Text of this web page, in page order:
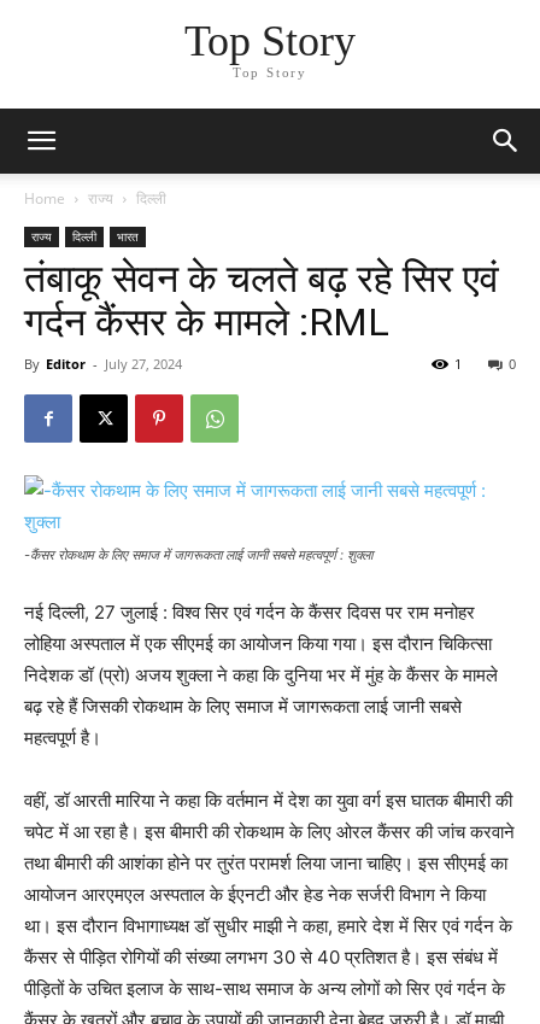
Top Story
Top Story
Home राज्य दिल्ली
राज्य दिल्ली भारत
तंबाकू सेवन के चलते बढ़ रहे सिर एवं
गर्दन कैंसर के मामले :RML
By Editor - July 27, 2024 0
1
-कैंसर रोकथाम के लिए समाज में जागरूकता लाई जानी सबसे महत्वपूर्ण : शुक्ला
नई दिल्ली, 27 जुलाई : विश्व सिर एवं गर्दन के कैंसर दिवस पर राम मनोहर
लोहिया अस्पताल में एक सीएमई का आयोजन किया गया। इस दौरान चिकित्सा
निदेशक डॉ (प्रो) अजय शुक्ला ने कहा कि दुनिया भर में मुंह के कैंसर के मामले
बढ़ रहे हैं जिसकी रोकथाम के लिए समाज में जागरूकता लाई जानी सबसे
महत्वपूर्ण है।
वहीं, डॉ आरती मारिया ने कहा कि वर्तमान में देश का युवा वर्ग इस घातक बीमारी की
चपेट में आ रहा है। इस बीमारी की रोकथाम के लिए ओरल कैंसर की जांच करवाने
तथा बीमारी की आशंका होने पर तुरंत परामर्श लिया जाना चाहिए। इस सीएमई का
आयोजन आरएमएल अस्पताल के ईएनटी और हेड नेक सर्जरी विभाग ने किया
था। इस दौरान विभागाध्यक्ष डॉ सुधीर माझी ने कहा, हमारे देश में सिर एवं गर्दन के
कैंसर से पीड़ित रोगियों की संख्या लगभग 30 से 40 प्रतिशत है। इस संबंध में
पीड़ितों के उचित इलाज के साथ-साथ समाज के अन्य लोगों को सिर एवं गर्दन के